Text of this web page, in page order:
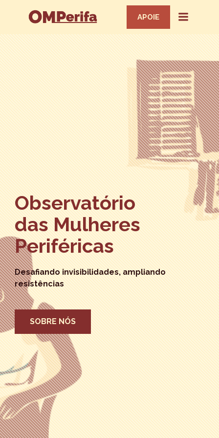
APOIE
Observatório
das Mulheres
Periféricas
Desafiando invisibilidades, ampliando
resistências
SOBRE NÓS